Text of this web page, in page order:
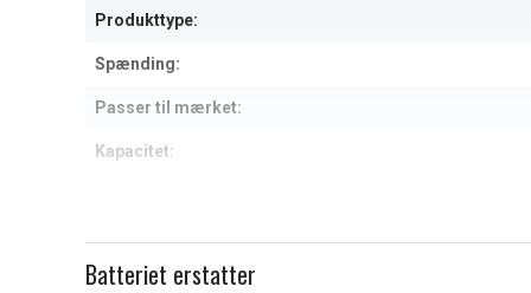
Produkttype:
Spænding:
Passer til mærket:
Kapacitet:
Batteriet erstatter